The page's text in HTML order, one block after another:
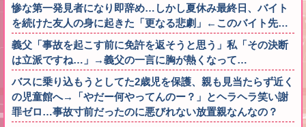
惨な第一発見者になり即辞め…しかし夏休み最終日、バイト
を続けた友人の身に起きた「更なる悲劇」←このバイト先…
義父「事故を起こす前に免許を返そうと思う」私「その決断
は立派ですね…」→義父の一言に胸が熱くなって…
バスに乗り込もうとしてた2歳児を保護、親も見当たらず近く
の児童館へ→「やだー何やってんのー？」とヘラヘラ笑い謝
罪ゼロ…事故寸前だったのに悪びれない放置親なんなの？